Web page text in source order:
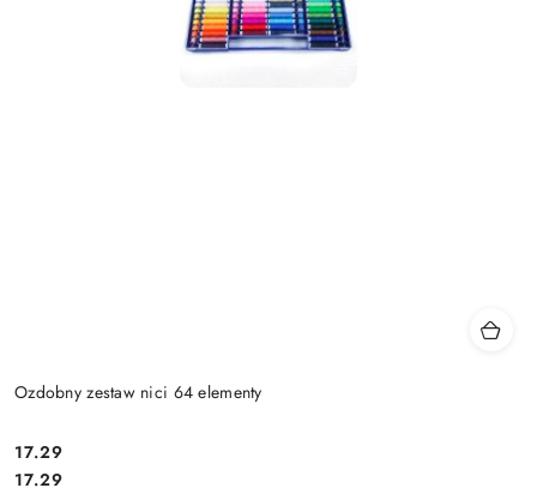
Ozdobny zestaw nici 64 elementy
Cena:
17.29
Cena:
17.29